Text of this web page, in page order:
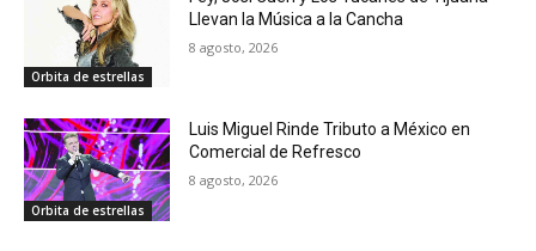
Orbita de estrellas
Llevan la Música a la Cancha
8 agosto, 2026
Orbita de estrellas
Luis Miguel Rinde Tributo a México en
Comercial de Refresco
8 agosto, 2026